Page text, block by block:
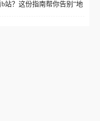
站？这份指南帮你告别“地